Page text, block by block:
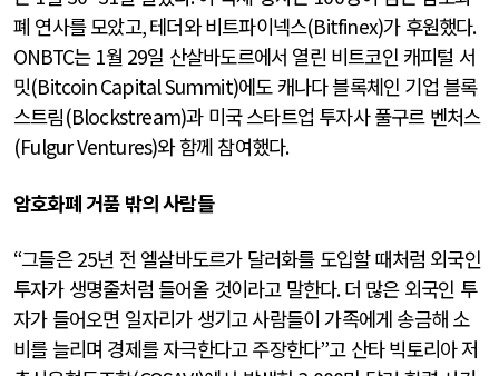
폐 연사를 모았고,테더와 비트파이넥스(Bitfinex)가 후원했다.
ONBTC는 1월 29일 산살바도르에서 열린 비트코인 캐피털 서
밋(Bitcoin Capital Summit)에도 캐나다 블록체인 기업 블록
스트림(Blockstream)과 미국 스타트업 투자사 풀구르 벤처스
(Fulgur Ventures)와 함께 참여했다.
암호화폐 거품 밖의 사람들
“그들은25년 전 엘살바도르가 달러화를 도입할 때처럼 외국인
투자가 생명줄처럼 들어올 것이라고 말한다.더 많은 외국인 투
자가 들어오면 일자리가 생기고 사람들이 가족에게 송금해 소
비를 늘리며 경제를 자극한다고 주장한다”고 산타 빅토리아 저